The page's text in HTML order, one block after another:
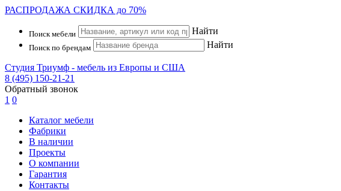
РАСПРОДАЖА СКИДКА до 70%
Поиск мебели Найти
Поиск по брендам Найти
Студия Триумф - мебель из Европы и США
8 (495) 150-21-21
Обратный звонок
1 0
Каталог мебели
Фабрики
В наличии
Проекты
О компании
Гарантия
Контакты